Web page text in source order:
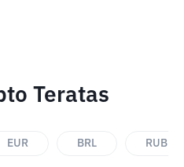
Teratas
EUR BRL RUB